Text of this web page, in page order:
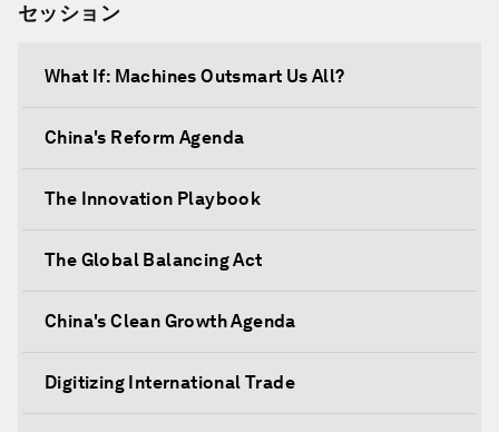
セッション
What If: Machines Outsmart Us All?
China's Reform Agenda
The Innovation Playbook
The Global Balancing Act
China's Clean Growth Agenda
Digitizing International Trade